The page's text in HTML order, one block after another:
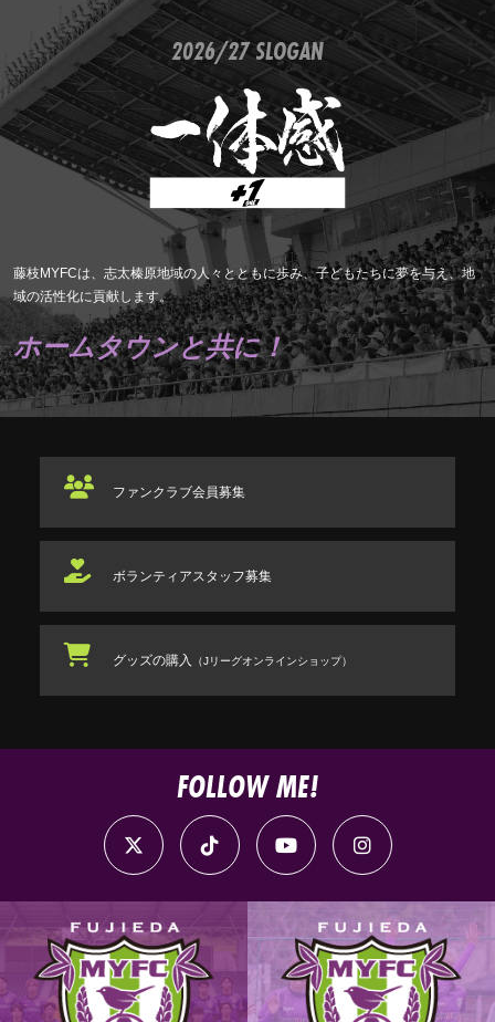
2026/27 SLOGAN
藤枝MYFCは、志太榛原地域の人々とともに歩み、子どもたちに夢を与え、地
域の活性化に貢献します。
ホームタウンと共に！
ファンクラブ会員募集
ボランティアスタッフ募集
グッズの購入 （Jリーグオンラインショップ）
FOLLOW ME!